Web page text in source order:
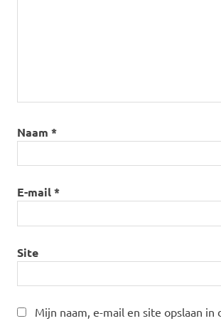
Naam *
E-mail*
Site
Mijn naam, e-mail en site opslaan in